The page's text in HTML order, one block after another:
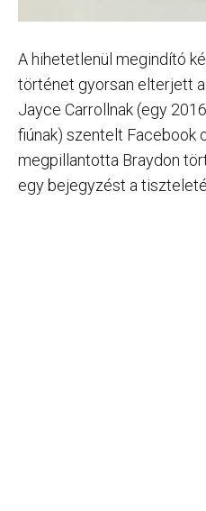
A hihetetlenül megindító
történet gyorsan elterjett
Jayce Carrollnak (egy
fiúnak) szentelt Facebook
megpillantotta Braydon
egy bejegyzést a